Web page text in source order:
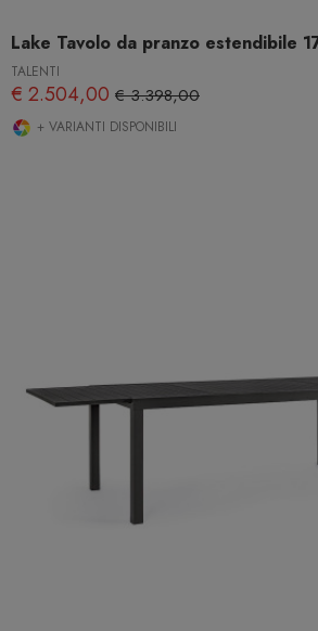
Lake Tavolo da pranzo estendibile
TALENTI
€ 2.504,00 € 3.398,00
+ VARIANTI DISPONIBILI